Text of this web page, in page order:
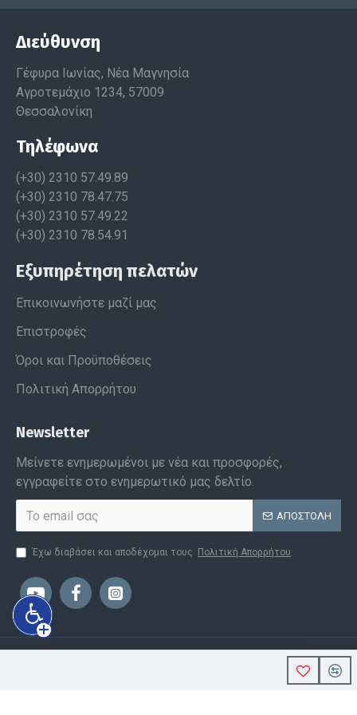
Διεύθυνση
Γέφυρα Ιωνίας, Νέα Μαγνησία
Αγροτεμάχιο 1234, 57009
Θεσσαλονίκη
Τηλέφωνα
(+30) 2310 57.49.89
(+30) 2310 78.47.75
(+30) 2310 57.49.22
(+30) 2310 78.54.91
Εξυπηρέτηση πελατών
Επικοινωνήστε μαζί μας
Επιστροφές
Όροι και Προϋποθέσεις
Πολιτική Απορρήτου
Newsletter
Μείνετε ενημερωμένοι με νέα και προσφορές,
εγγραφείτε στο ενημερωτικό μας δελτίο.
ΑΠΟΣΤΟΛΉ
Έχω διαβάσει και αποδέχομαι τους Πολιτική Απορρήτου